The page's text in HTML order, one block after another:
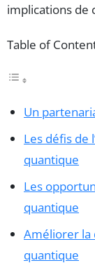
implications de
Table of
Un
Les défis de
quantique
Les
quantique
Améliorer la
quantique